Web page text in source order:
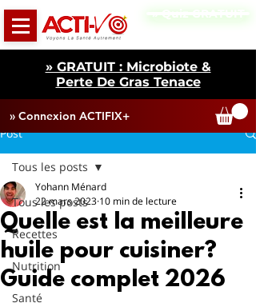
» Connexion ACTIFIX+
» GRATUIT : Microbiote &
Perte De Gras Tenace
» Quiz GRATUIT
Post
Tous les posts
Recettes
Nutrition
Santé
Tous les posts
Quelle est la meilleure
huile pour cuisiner?
Guide complet 2026
Yohann Ménard
22 mars 2023 10 min de lecture